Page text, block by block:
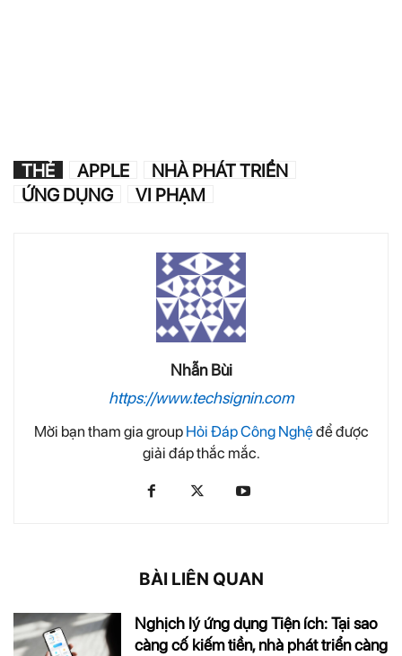
THẺ APPLE
NHÀ PHÁT TRIỂN
ỨNG DỤNG
VI PHẠM
Nhẫn Bùi
https://www.techsignin.com
Mời bạn tham gia group Hỏi Đáp Công Nghệđể được
giải đáp thắc mắc.
BÀI LIÊN QUAN
Nghịch lý ứng dụng Tiện ích: Tại sao
càng cố kiếm tiền, nhà phát triển càng